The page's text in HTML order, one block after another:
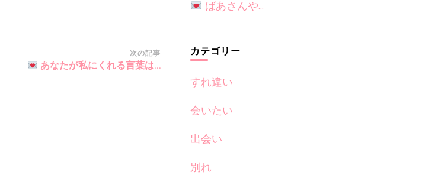
次の記事
あなたが私にくれる言葉は…
ばあさんや...
カテゴリー
すれ違い
会いたい
出会い
別れ